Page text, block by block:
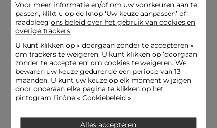
Levering en Terugzending
gratis
E-reservering: pas en betaal een
Voor meer informatie en/of om uw voorkeuren aan te
passen, klikt u op de knop ‘Uw keuze aanpassen’ of
raadpleegons beleid over het gebruik van cookies en
overige trackers
U kunt klikken op « doorgaan zonder te accepteren»
om trackers te weigeren. U kunt klikken op ‘doorgaan
zonder te accepteren’ om cookies te weigeren. We
bewaren uw keuze gedurende een periode van 13
maanden. U kunt uw keuze op elk moment wijzigen
door onderaan elke pagina te klikken op het
pictogram l’icône « Cookiebeleid ».
Alles accepteren